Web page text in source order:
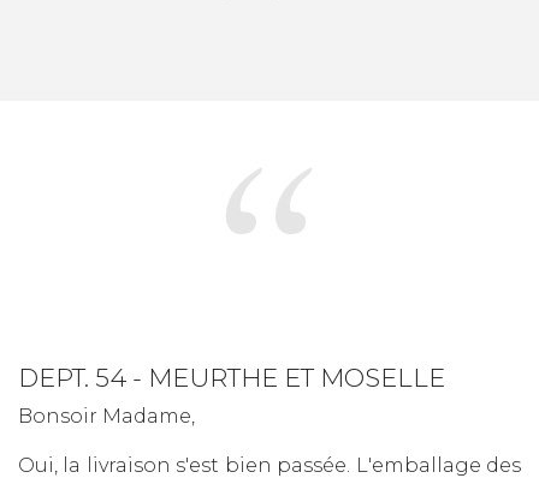
DEPT. 54 - MEURTHE ET MOSELLE
Bonsoir Madame,
Oui, la livraison s'est bien passée. L'emballage des